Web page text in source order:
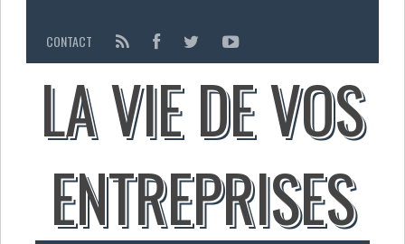
CONTACT
LA VIE DE VOS
ENTREPRISES